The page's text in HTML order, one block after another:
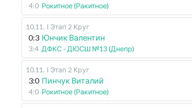
4:0 Рокитное (Ракитное)
10.11 . I Этап 2 Круг
0:3 Юнчик Валентин
3:4 ДФКС - ДЮСШ №13 (Днепр)
10.11 . I Этап 2 Круг
3:0 Пинчук Виталий
4:0 Рокитное (Ракитное)